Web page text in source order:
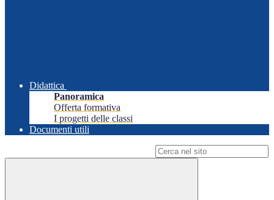
Didattica
Panoramica
Offerta formativa
I progetti delle classi
Documenti utili